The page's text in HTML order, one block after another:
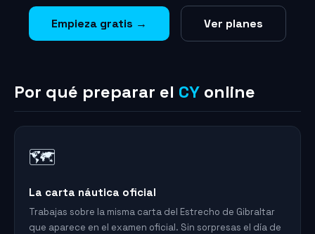
Empieza gratis → Ver planes
Por qué preparar el CY online
🗺️
La carta náutica oficial
Trabajas sobre la misma carta del Estrecho de Gibraltar
que aparece en el examen oficial. Sin sorpresas el día de